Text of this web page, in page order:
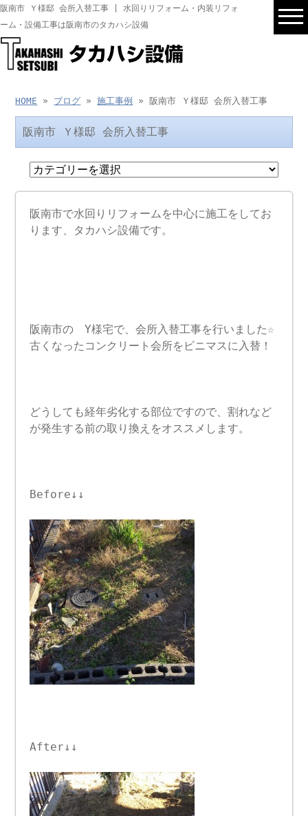
阪南市 Ｙ様邸 会所入替工事 | 水回りリフォーム・内装リフォ
ーム・設備工事は阪南市のタカハシ設備
HOME » ブログ »施工事例 » 阪南市 Ｙ様邸 会所入替工事
阪南市 Ｙ様邸 会所入替工事
阪南市で水回りリフォームを中心に施工をしてお
ります、タカハシ設備です。
阪南市の Y様宅で、会所入替工事を行いました☆
古くなったコンクリート会所をビニマスに入替！
どうしても経年劣化する部位ですので、割れなど
が発生する前の取り換えをオススメします。
Before↓↓
After↓↓